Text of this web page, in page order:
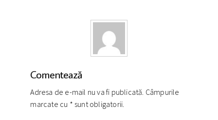
Comentează
Adresa de e-mail nu va fi publicată. Câmpurile
marcate cu * sunt obligatorii.